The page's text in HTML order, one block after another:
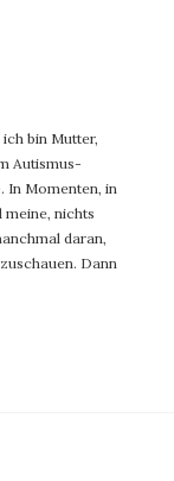
bin Mutter,
Autismus-
. In Momenten, in
nichts
daran,
Dann